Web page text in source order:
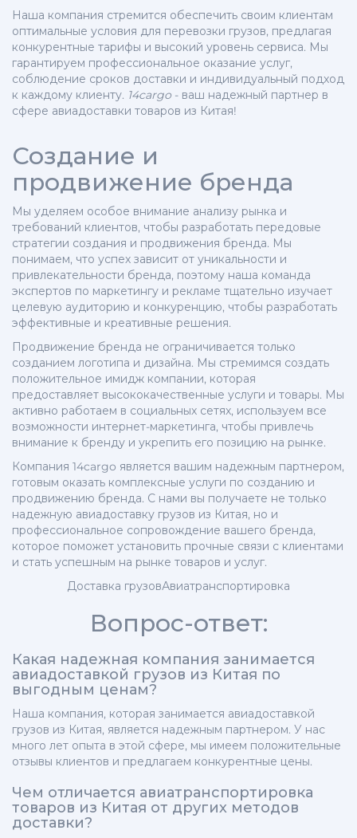
Наша компания стремится обеспечить своим клиентам
оптимальные условия для перевозки грузов, предлагая
конкурентные тарифы и высокий уровень сервиса. Мы
гарантируем профессиональное оказание услуг,
соблюдение сроков доставки и индивидуальный подход
к каждому клиенту. 14cargo - ваш надежный партнер в
сфере авиадоставки товаров из Китая!
Создание и
продвижение бренда
Мы уделяем особое внимание анализу рынка и
требований клиентов, чтобы разработать передовые
стратегии создания и продвижения бренда. Мы
понимаем, что успех зависит от уникальности и
привлекательности бренда, поэтому наша команда
экспертов по маркетингу и рекламе тщательно изучает
целевую аудиторию и конкуренцию, чтобы разработать
эффективные и креативные решения.
Продвижение бренда не ограничивается только
созданием логотипа и дизайна. Мы стремимся создать
положительное имидж компании, которая
предоставляет высококачественные услуги и товары. Мы
активно работаем в социальных сетях, используем все
возможности интернет-маркетинга, чтобы привлечь
внимание к бренду и укрепить его позицию на рынке.
Компания 14cargo является вашим надежным партнером,
готовым оказать комплексные услуги по созданию и
продвижению бренда. С нами вы получаете не только
надежную авиадоставку грузов из Китая, но и
профессиональное сопровождение вашего бренда,
которое поможет установить прочные связи с клиентами
и стать успешным на рынке товаров и услуг.
Доставка грузовАвиатранспортировка
Вопрос-ответ:
Какая надежная компания занимается
авиадоставкой грузов из Китая по
выгодным ценам?
Наша компания, которая занимается авиадоставкой
грузов из Китая, является надежным партнером. У нас
много лет опыта в этой сфере, мы имеем положительные
отзывы клиентов и предлагаем конкурентные цены.
Чем отличается авиатранспортировка
товаров из Китая от других методов
доставки?